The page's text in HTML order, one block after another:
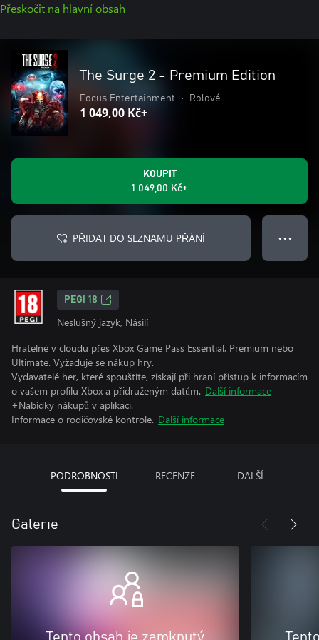
Přeskočit na hlavní obsah
The Surge 2 - Premium Edition
Focus Entertainment • Rolové
1 049,00 Kč+
KOUPIT
1 049,00 Kč+
PŘIDAT DO SEZNAMU PŘÁNÍ ● ● ●
PEGI 18
Neslušný jazyk, Násilí
Hratelné v cloudu přes Xbox Game Pass Essential, Premium nebo
Ultimate. Vyžaduje se nákup hry.
Vydavatelé her, které spouštíte, získají při hraní přístup k informacím
o vašem profilu Xbox a přidruženým datům. Další informace
+Nabídky nákupů v aplikaci.
Informace o rodičovské kontrole. Další informace
PODROBNOSTI RECENZE DALŠÍ
Galerie
Tento obsah je zamknutý